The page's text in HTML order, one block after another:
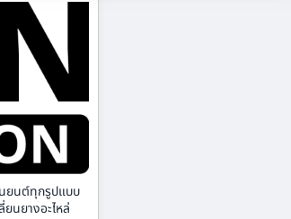
ยนต์ทุกรูปแบบ
นยางอะไหล่